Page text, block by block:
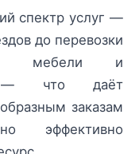
спектр услуг —
до перевозки
мебели и
— что даёт
заказам
эффективно